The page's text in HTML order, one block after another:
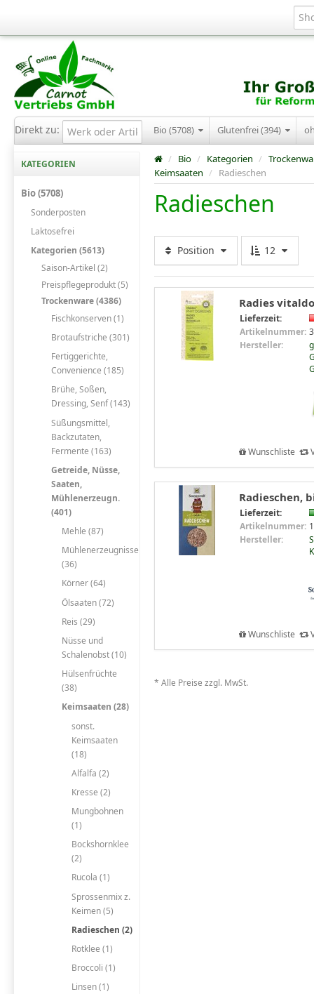
Direkt zu: Bio (5708) Glutenfrei (394)
KATEGORIEN
Bio (5708)
Sonderposten
Laktosefrei
Kategorien (5613)
Saison-Artikel (2)
Preispflegeprodukt (5)
Trockenware (4386)
Fischkonserven (1)
Brotaufstriche (301)
Fertiggerichte,
Convenience (185)
Brühe, Soßen,
Dressing, Senf (143)
Süßungsmittel,
Backzutaten,
Fermente (163)
Getreide, Nüsse,
Saaten,
Mühlenerzeugn.
(401)
Mehle (87)
Mühlenerzeugnisse
(36)
Körner (64)
Ölsaaten (72)
Reis (29)
Nüsse und
Schalenobst (10)
Hülsenfrüchte
(38)
Keimsaaten (28)
sonst.
Keimsaaten
(18)
Alfalfa (2)
Kresse (2)
Mungbohnen
(1)
Bockshornklee
(2)
Rucola (1)
Sprossenmix z.
Keimen (5)
Radieschen (2)
Rotklee (1)
Broccoli (1)
Linsen (1)
/ Bio / Kategorien /
Keimsaaten / Radieschen
Radieschen
Position 12
Radies
Lieferzeit:
Artikelnummer:
Hersteller:
Wunschliste
Radieschen,
Lieferzeit:
Artikelnummer:
Hersteller:
Wunschliste
* Alle Preise zzgl. MwSt.